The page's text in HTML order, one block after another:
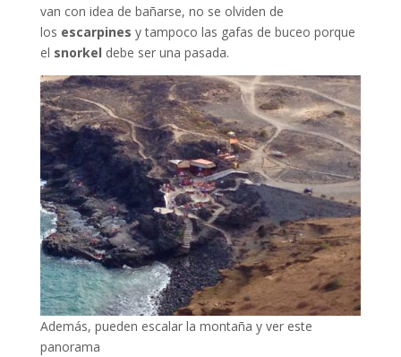
van con idea de bañarse, no se olviden de
los escarpines y tampoco las gafas de buceo porque
el snorkel debe ser una pasada.
Además, pueden escalar la montaña y ver este
panorama